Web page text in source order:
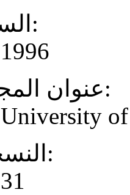
السنة:
1996
عنوان المجلة:
University
النسخة:
31